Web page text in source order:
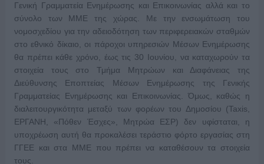
Γενική Γραμματεία Ενημέρωσης και Επικοινωνίας αλλά και το
σύνολο των ΜΜΕ της χώρας. Με την ενσωμάτωση του
νομοσχεδίου για την αδειοδότηση των περιφερειακών σταθμών
στο εθνικό δίκαιο, οι πάροχοι υπηρεσιών Μέσων Ενημέρωσης
θα πρέπει κάθε χρόνο, έως τις 30 Ιουνίου, να καταχωρούν τα
στοιχεία τους στο Τμήμα Μητρώων και Διαφάνειας της
Διεύθυνσης Εποπτείας Μέσων Ενημέρωσης της Γενικής
Γραμματείας Ενημέρωσης και Επικοινωνίας. Όμως, καθώς η
διαλειτουργικότητα μεταξύ των φορέων του Δημοσίου (Taxis,
ΕΡΓΑΝΗ, «Πόθεν Έσχες», Μητρώα ΕΣΡ) δεν υφίσταται, η
υποχρέωση αυτή θα προκαλέσει τεράστιο φόρτο εργασίας στη
ΓΓΕΕ και στα ΜΜΕ που πρέπει να καταθέσουν τα στοιχεία
τους.